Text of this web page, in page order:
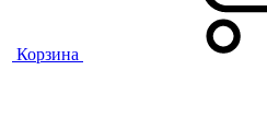
Корзина